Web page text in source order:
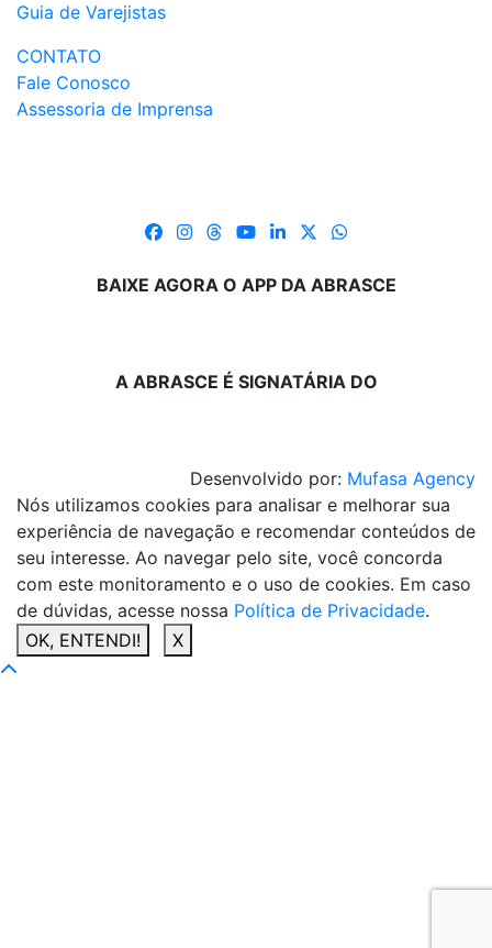
Guia de Varejistas
CONTATO
Fale Conosco
Assessoria de Imprensa
BAIXE AGORA O APP DA ABRASCE
A ABRASCE É SIGNATÁRIA DO
Desenvolvido por: Mufasa Agency
Nós utilizamos cookies para analisar e melhorar sua
experiência de navegação e recomendar conteúdos de
seu interesse. Ao navegar pelo site, você concorda
com este monitoramento e o uso de cookies. Em caso
de dúvidas, acesse nossa Política de Privacidade.
OK, ENTENDI!
X